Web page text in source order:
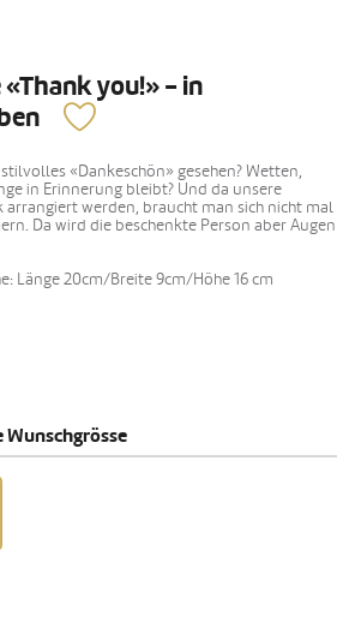
you!» - in
«Dankeschön» gesehen? Wetten,
in Erinnerung bleibt? Und da unsere
arrangiert werden, braucht man sich nicht mal
Da wird die beschenkte Person aber Augen
Länge 20cm/Breite 9cm/Höhe 16 cm
Wunschgrösse